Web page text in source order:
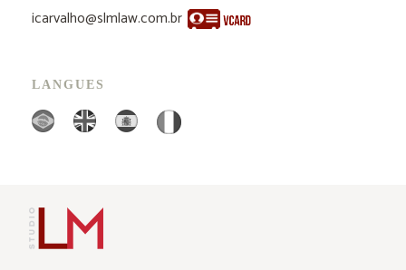
icarvalho@slmlaw.com.br
LANGUES